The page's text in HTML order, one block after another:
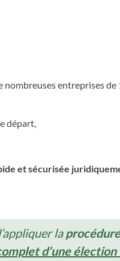
nombreuses entreprises
départ,
et sécurisée
la
d’une élection